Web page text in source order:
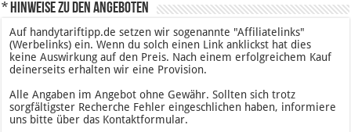
* Hinweise zu den Angeboten
Auf handytariftipp.de setzen wir sogenannte "Affiliatelinks"
(Werbelinks) ein. Wenn du solch einen Link anklickst hat dies
keine Auswirkung auf den Preis. Nach einem erfolgreichem Kauf
deinerseits erhalten wir eine Provision.
Alle Angaben im Angebot ohne Gewähr. Sollten sich trotz
sorgfältigster Recherche Fehler eingeschlichen haben, informiere
uns bitte über das Kontaktformular.